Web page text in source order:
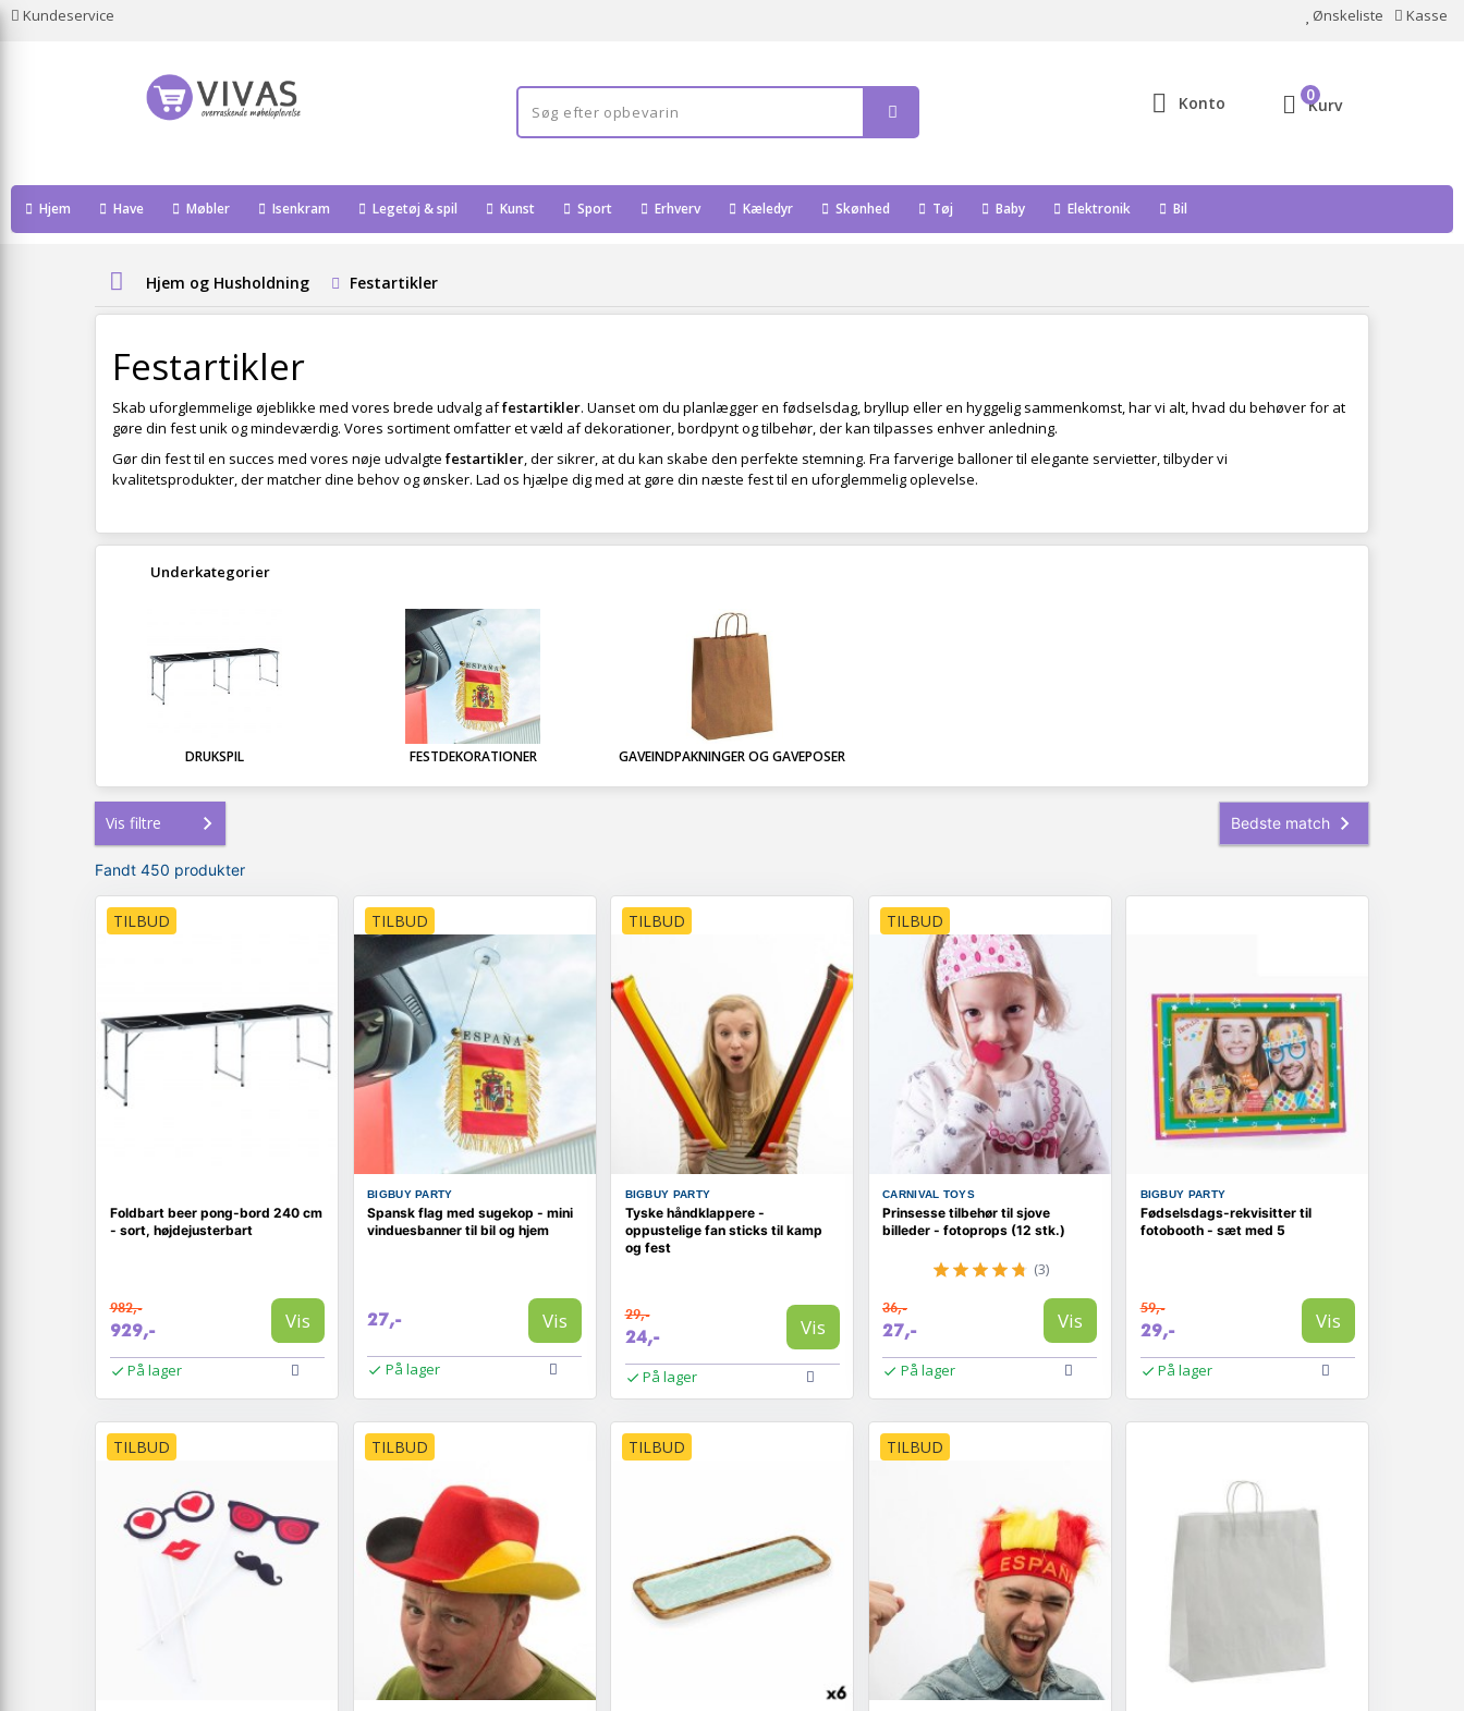
Kundeservice Ønskeliste Kasse
Konto Kurv
0
Hjem Have Møbler Isenkram Legetøj & spil Kunst Sport Erhverv Kæledyr Skønhed Tøj Baby Elektronik Bil
Hjem og Husholdning Festartikler
Festartikler
Skab uforglemmelige øjeblikke med vores brede udvalg affestartikler. Uanset om du planlægger en fødselsdag, bryllup eller en hyggelig sammenkomst, har vi alt, hvad du behøver for at
gøre din fest unik og mindeværdig. Vores sortiment omfatter et væld af dekorationer, bordpynt og tilbehør, der kan tilpasses enhver anledning.
Gør din fest til en succes med vores nøje udvalgte festartikler, der sikrer, at du kan skabe den perfekte stemning. Fra farverige balloner til elegante servietter, tilbyder vi
kvalitetsprodukter, der matcher dine behov og ønsker. Lad os hjælpe dig med at gøre din næste fest til en uforglemmelig oplevelse.
Underkategorier
DRUKSPIL FESTDEKORATIONER GAVEINDPAKNINGER OG GAVEPOSER
Vis filtre
Fandt 450 produkter
TILBUD
Foldbart beer pong-bord 240 cm
- sort, højdejusterbart
982,-
929,- Vis
På lager
TILBUD
BIGBUY PARTY
Spansk flag med sugekop - mini
vinduesbanner til bil og hjem
27,- Vis
På lager
TILBUD
BIGBUY PARTY
Tyske håndklappere -
oppustelige fan sticks til kamp
og fest
29,-
24,- Vis
På lager
TILBUD
CARNIVAL TOYS
Prinsesse tilbehør til sjove
billeder - fotoprops (12 stk.)
(3)
36,-
27,- Vis
På lager
BIGBUY PARTY
Fødselsdags-rekvisitter til
fotobooth - sæt med 5
59,-
29,- Vis
På lager
TILBUD TILBUD TILBUD TILBUD